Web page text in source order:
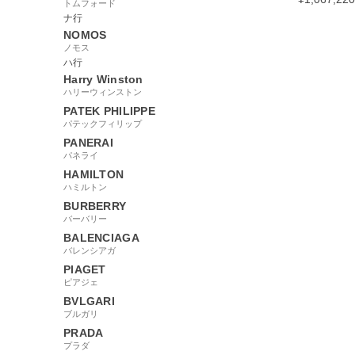
トムフォード
ナ行
NOMOS
ノモス
ハ行
Harry Winston
ハリーウィンストン
PATEK PHILIPPE
パテックフィリップ
PANERAI
パネライ
HAMILTON
ハミルトン
BURBERRY
バーバリー
BALENCIAGA
バレンシアガ
PIAGET
ピアジェ
BVLGARI
ブルガリ
PRADA
プラダ